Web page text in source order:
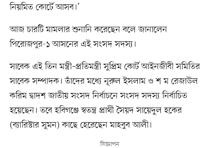
নিয়মিত কোর্টে আসব।’
আজ চারটি মামলার শুনানি করেছেন বলে জানালেন
পিরোজপুর-১ আসনের এই সংসদ সদস্য।
সাবেক এই তিন মন্ত্রী–প্রতিমন্ত্রী সুপ্রিম কোর্ট আইনজীবী সমিতির
সাবেক সম্পাদক। তাঁদের মধ্যে নূরুল ইসলাম ও শ ম রেজাউল
করিম দ্বাদশ জাতীয় সংসদ নির্বাচনে সংসদ সদস্য নির্বাচিত
হয়েছেন। তবে হবিগঞ্জে স্বতন্ত্র প্রার্থী সৈয়দ সায়েদুল হকের
(ব্যারিস্টার সুমন) কাছে হেরেছেন মাহবুব আলী।